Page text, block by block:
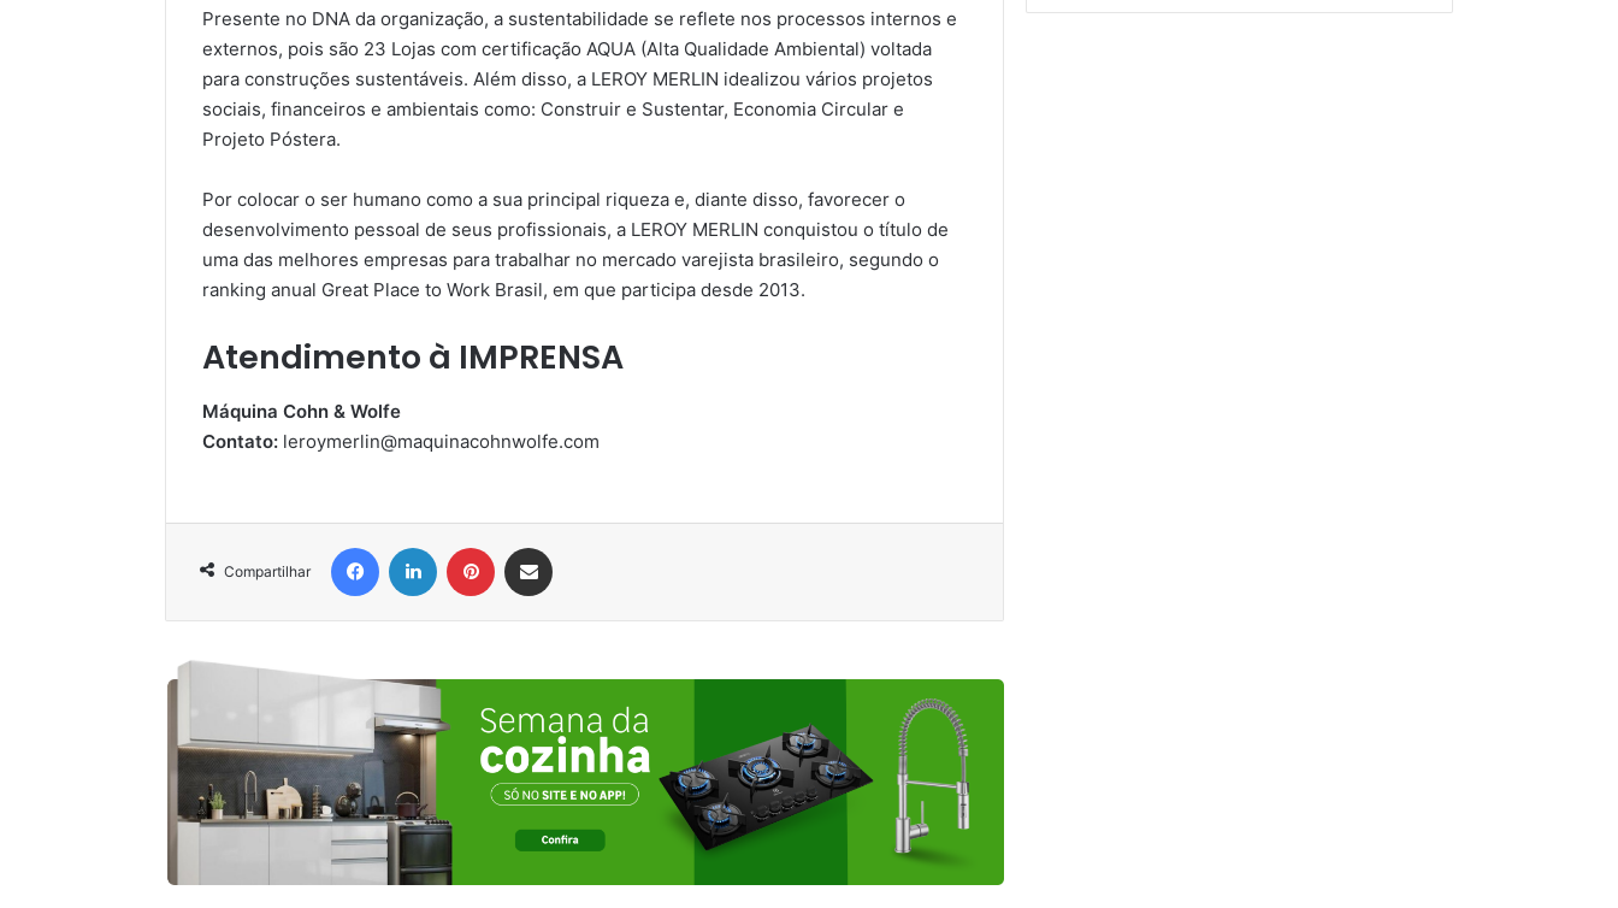
Presente no DNA da organização, a sustentabilidade se reflete nos processos internos e
externos, pois são 23 Lojas com certificação AQUA (Alta Qualidade Ambiental) voltada
para construções sustentáveis. Além disso, a LEROY MERLIN idealizou vários projetos
sociais, financeiros e ambientais como: Construir e Sustentar, Economia Circular e
Projeto Póstera.
Por colocar o ser humano como a sua principal riqueza e, diante disso, favorecer o
desenvolvimento pessoal de seus profissionais, a LEROY MERLIN conquistou o título de
uma das melhores empresas para trabalhar no mercado varejista brasileiro, segundo o
ranking anual Great Place to Work Brasil, em que participa desde 2013.
Atendimento à IMPRENSA
Máquina Cohn & Wolfe
Contato: leroymerlin@maquinacohnwolfe.com
Compartilhar
FacebookLinkedin Pinterest